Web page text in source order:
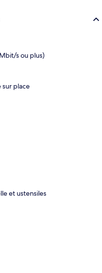
s ou plus)
sur place
et ustensiles